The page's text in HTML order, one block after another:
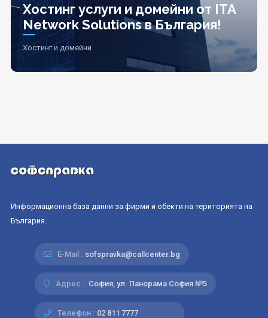
Хостинг услуги и домейни от ITA
Network Solutions в България!
Хостинг и домейни
Информационна база данни за фирми и обекти на територията на
България.
E-Mail : sofspravka@callcenter.bg
Адрес : София, ул. Панорама София №5
Телефон : 02 811 7777